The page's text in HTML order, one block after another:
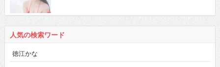
人気の検索ワード
徳江かな